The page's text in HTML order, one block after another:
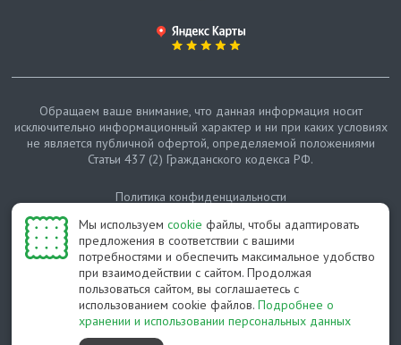
Мы используем cookie файлы, чтобы адаптировать
предложения в соответствии с вашими
потребностями и обеспечить максимальное удобство
при взаимодействии с сайтом. Продолжая
пользоваться сайтом, вы соглашаетесь с
использованием cookie файлов. Подробнее о
хранении и использовании персональных данных
© Протепло-СПб, 2011-2026
Обращаем ваше внимание, что данная информация носит
исключительно информационный характер и ни при каких условиях
не является публичной офертой, определяемой положениями
Статьи 437 (2) Гражданского кодекса РФ.
Политика конфиденциальности
Карта сайта
Разработано студией Feel Good St